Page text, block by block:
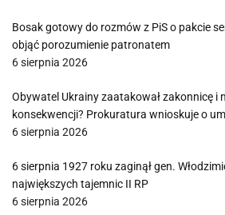
Bosak gotowy do rozmów z PiS o pakcie
objąć porozumienie patronatem
6 sierpnia 2026
Obywatel Ukrainy zaatakował zakonnicę i
konsekwencji? Prokuratura wnioskuje o
6 sierpnia 2026
6 sierpnia 1927 roku zaginął gen.
największych tajemnic II RP
6 sierpnia 2026